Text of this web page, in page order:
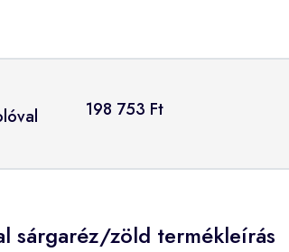
198 753 Ft
sárgaréz/zöld termékleírás